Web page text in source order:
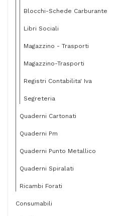
Blocchi-Schede Carburante
Libri Sociali
Magazzino - Trasporti
Magazzino-Trasporti
Registri Contabilita' Iva
Segreteria
Quaderni Cartonati
Quaderni Pm
Quaderni Punto Metallico
Quaderni Spiralati
Ricambi Forati
Consumabili